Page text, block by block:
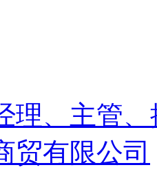
理、主管、
贸有限公司